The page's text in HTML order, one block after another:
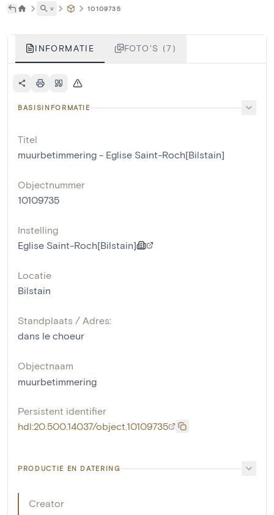
˅ 10109735
INFORMATIE FOTO'S (7)
BASISINFORMATIE
Titel
muurbetimmering - Eglise Saint-Roch[Bilstain]
Objectnummer
10109735
Instelling
Eglise Saint-Roch[Bilstain]
Locatie
Bilstain
Standplaats / Adres:
dans le choeur
Objectnaam
muurbetimmering
Persistent identifier
hdl:20.500.14037/object.10109735
PRODUCTIE EN DATERING
Creator